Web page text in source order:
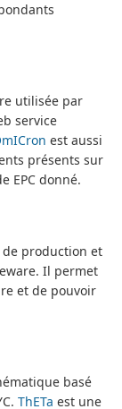
utilisée par
service
est aussi
présents sur
EPC donné.
production et
Il permet
et de pouvoir
basé
ThETa est une